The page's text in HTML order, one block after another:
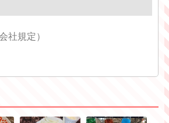
社規定）